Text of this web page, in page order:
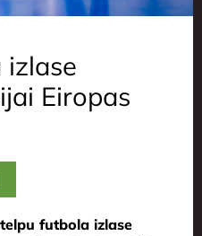
Eiropas
futbola izlase